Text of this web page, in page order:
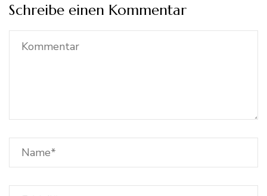
Schreibe einen Kommentar